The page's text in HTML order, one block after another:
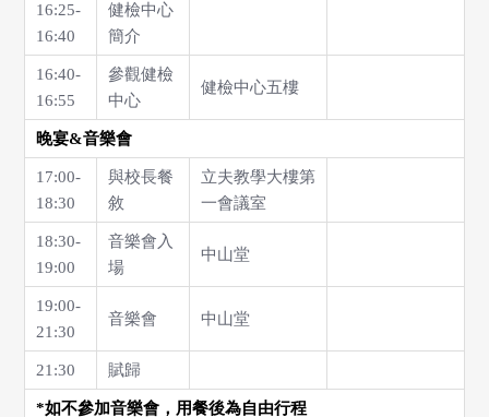
16:25-
16:40
健檢中心
簡介
16:40-
16:55
參觀健檢
中心
健檢中心五樓
晚宴&音樂會
17:00-
18:30
與校長餐
敘
立夫教學大樓第
一會議室
18:30-
19:00
音樂會入
場
中山堂
19:00-
21:30
音樂會 中山堂
21:30 賦歸
*如不參加音樂會，用餐後為自由行程